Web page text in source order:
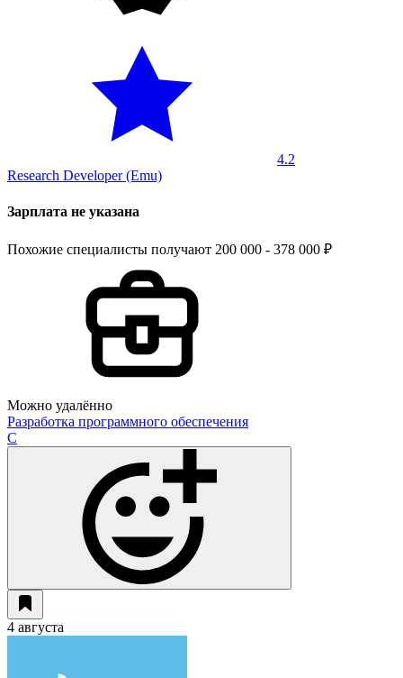
4.2
Research Developer (Emu)
Зарплата не указана
Похожие специалисты получают 200 000 - 378 000 ₽
Можно удалённо
Разработка программного обеспечения
C
4 августа